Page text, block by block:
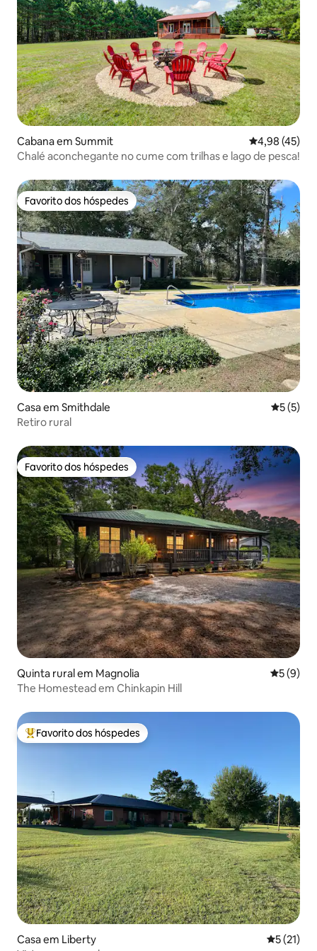
Cabana em Summit Classificação
4,98 (45)
Chalé aconchegante no cume com trilhas e lago de pesca!
Favorito dos hóspedes
Favorito dos hóspedes
Casa em Smithdale
5 (5)
Retiro rural
Favorito dos hóspedes
Favorito dos hóspedes
Quinta rural em Magnolia
5 (9)
The Homestead em Chinkapin Hill
Favoritos dos hóspedes mais apreciados
Favorito dos hóspedes
Casa em Liberty
5 (21)